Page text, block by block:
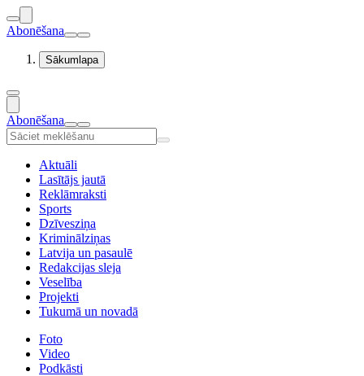
Abonēšana
Sākumlapa
Abonēšana
Aktuāli
Lasītājs jautā
Reklāmraksti
Sports
Dzīvesziņa
Kriminālziņas
Latvija un pasaulē
Redakcijas sleja
Veselība
Projekti
Tukumā un novadā
Foto
Video
Podkāsti